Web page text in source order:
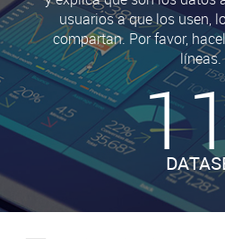
usuarios a que los usen,
compartan. Por favor,
líneas.